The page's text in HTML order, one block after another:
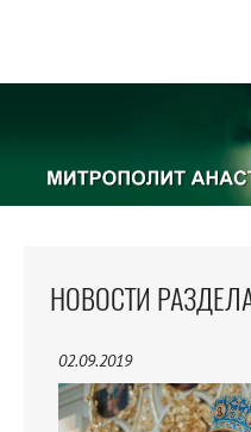
НОВОСТИ
02.09.2019